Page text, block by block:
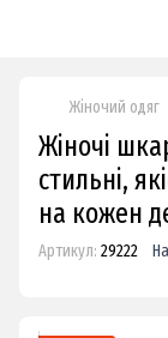
Жіночий одяг
Жіночі
стильні,
на кожен
Артикул: 29222